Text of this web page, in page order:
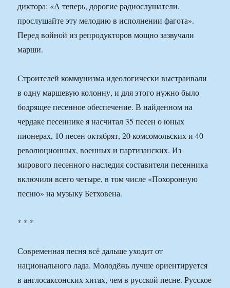
диктора: «А теперь, дорогие радиослушатели,
прослушайте эту мелодию в исполнении фагота».
Перед войной из репродукторов мощно зазвучали
марши.
Строителей коммунизма идеологически выстраивали
в одну маршевую колонну, и для этого нужно было
бодрящее песенное обеспечение. В найденном на
чердаке песеннике я насчитал 35 песен о юных
пионерах, 10 песен октябрят, 20 комсомольских и 40
революционных, военных и партизанских. Из
мирового песенного наследия составители песенника
включили всего четыре, в том числе «Похоронную
песню» на музыку Бетховена.
* * *
Современная песня всё дальше уходит от
национального лада. Молодёжь лучше ориентируется
в англосаксонских хитах, чем в русской песне. Русское